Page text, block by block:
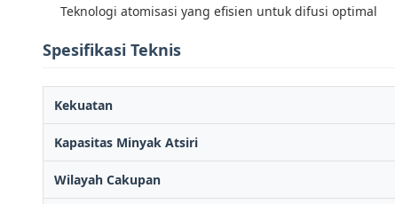
Teknologi atomisasi yang efisien untuk difusi optimal
Spesifikasi Teknis
Kekuatan
Kapasitas Minyak Atsiri
Wilayah Cakupan